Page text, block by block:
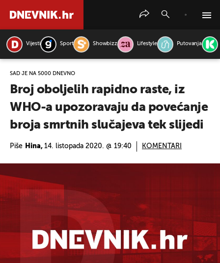
Vijesti Sport Showbizz Lifestyle Putovanja
SAD JE NA 5000 DNEVNO
Broj oboljelih rapidno raste, iz
WHO-a upozoravaju da povećanje
broja smrtnih slučajeva tek slijedi
Piše Hina, 14. listopada 2020. @ 19:40 KOMENTARI
PRETRAŽITE VIJESTI